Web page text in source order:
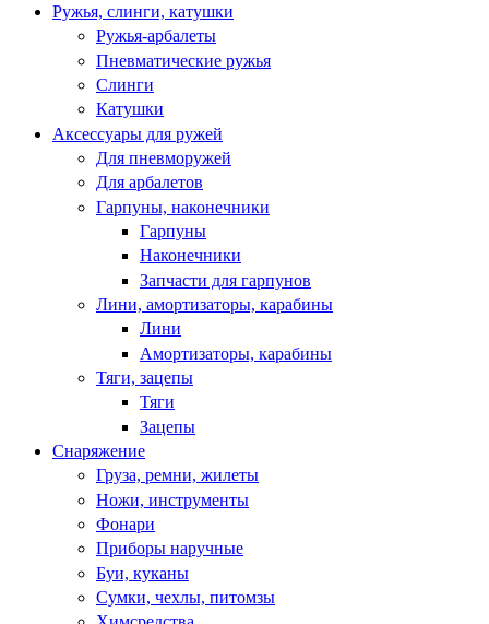
Ружья, слинги, катушки
Ружья-арбалеты
Пневматические ружья
Слинги
Катушки
Аксессуары для ружей
Для пневморужей
Для арбалетов
Гарпуны, наконечники
Гарпуны
Наконечники
Запчасти для гарпунов
Лини, амортизаторы, карабины
Лини
Амортизаторы, карабины
Тяги, зацепы
Тяги
Зацепы
Снаряжение
Груза, ремни, жилеты
Ножи, инструменты
Фонари
Приборы наручные
Буи, куканы
Сумки, чехлы, питомзы